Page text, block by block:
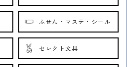
ふせん・マステ・シール
セレクト文具